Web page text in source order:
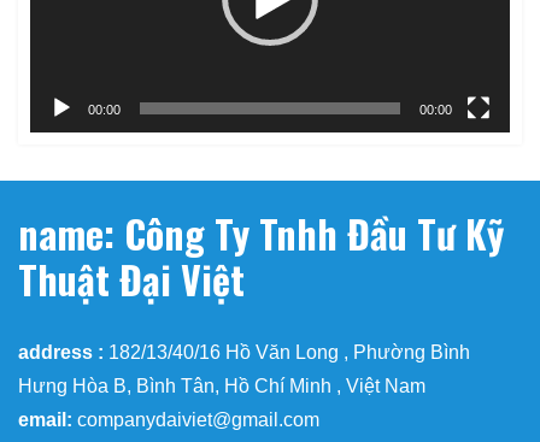
00:00 00:00
name: Công Ty Tnhh Đầu Tư Kỹ
Thuật Đại Việt
address : 182/13/40/16 Hồ Văn Long , Phường Bình
Hưng Hòa B, Bình Tân, Hồ Chí Minh , Việt Nam
email: companydaiviet@gmail.com